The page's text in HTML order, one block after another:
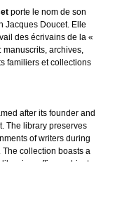
porte le nom de son
Jacques Doucet. Elle
des écrivains de la «
archives,
familiers et collections
after its founder and
The library preserves
of writers during
The collection boasts a
offices, objects